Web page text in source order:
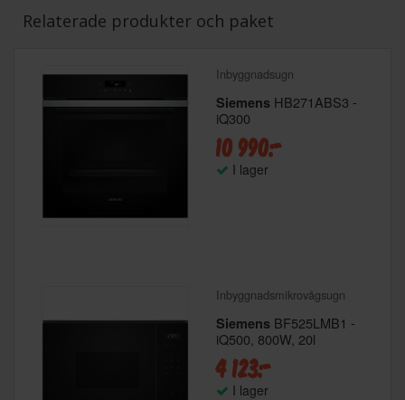
Relaterade produkter och paket
Inbyggnadsugn
Siemens HB271ABS3 -
iQ300
10 990:-
I lager
Inbyggnadsmikrovågsugn
Siemens BF525LMB1 -
iQ500, 800W, 20l
4 123:-
I lager